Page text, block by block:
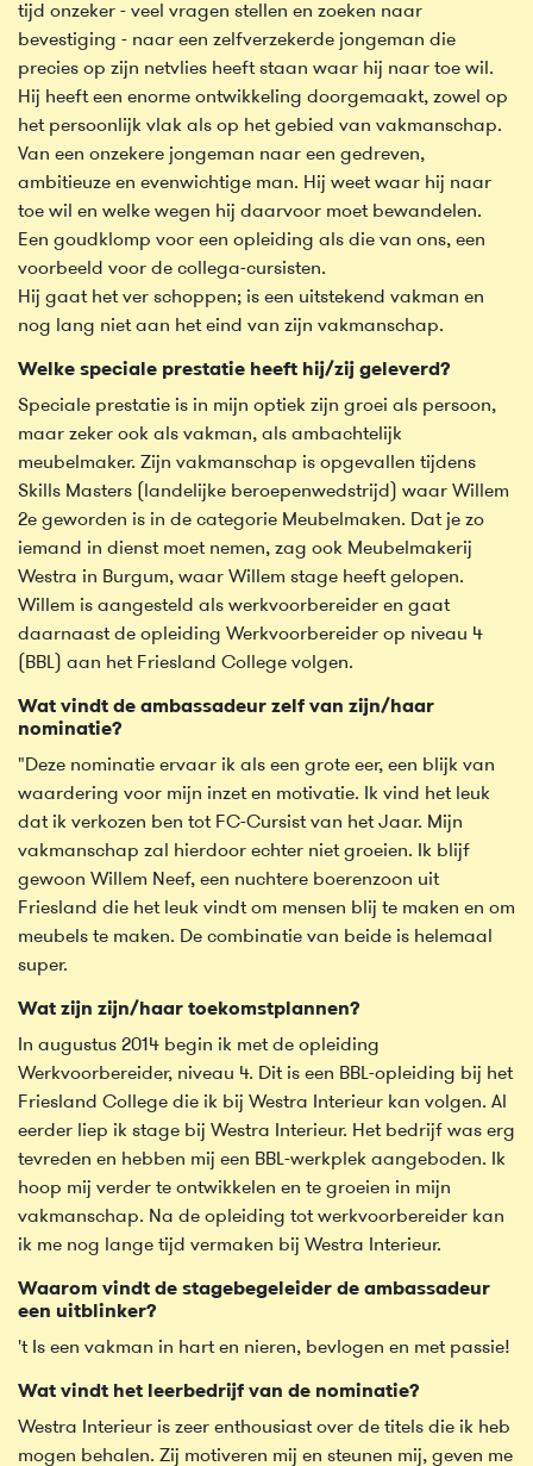
tijd onzeker - veel vragen stellen en zoeken naar
bevestiging - naar een zelfverzekerde jongeman die
precies op zijn netvlies heeft staan waar hij naar toe wil.
Hij heeft een enorme ontwikkeling doorgemaakt, zowel op
het persoonlijk vlak als op het gebied van vakmanschap.
Van een onzekere jongeman naar een gedreven,
ambitieuze en evenwichtige man. Hij weet waar hij naar
toe wil en welke wegen hij daarvoor moet bewandelen.
Een goudklomp voor een opleiding als die van ons, een
voorbeeld voor de collega-cursisten.
Hij gaat het ver schoppen; is een uitstekend vakman en
nog lang niet aan het eind van zijn vakmanschap.
Welke speciale prestatie heeft hij/zij geleverd?
Speciale prestatie is in mijn optiek zijn groei als persoon,
maar zeker ook als vakman, als ambachtelijk
meubelmaker. Zijn vakmanschap is opgevallen tijdens
Skills Masters (landelijke beroepenwedstrijd) waar Willem
2e geworden is in de categorie Meubelmaken. Dat je zo
iemand in dienst moet nemen, zag ook Meubelmakerij
Westra in Burgum, waar Willem stage heeft gelopen.
Willem is aangesteld als werkvoorbereider en gaat
daarnaast de opleiding Werkvoorbereider op niveau 4
(BBL) aan het Friesland College volgen.
Wat vindt de ambassadeur zelf van zijn/haar
nominatie?
"Deze nominatie ervaar ik als een grote eer, een blijk van
waardering voor mijn inzet en motivatie. Ik vind het leuk
dat ik verkozen ben tot FC-Cursist van het Jaar. Mijn
vakmanschap zal hierdoor echter niet groeien. Ik blijf
gewoon Willem Neef, een nuchtere boerenzoon uit
Friesland die het leuk vindt om mensen blij te maken en om
meubels te maken. De combinatie van beide is helemaal
super.
Wat zijn zijn/haar toekomstplannen?
In augustus 2014 begin ik met de opleiding
Werkvoorbereider, niveau 4. Dit is een BBL-opleiding bij het
Friesland College die ik bij Westra Interieur kan volgen. Al
eerder liep ik stage bij Westra Interieur. Het bedrijf was erg
tevreden en hebben mij een BBL-werkplek aangeboden. Ik
hoop mij verder te ontwikkelen en te groeien in mijn
vakmanschap. Na de opleiding tot werkvoorbereider kan
ik me nog lange tijd vermaken bij Westra Interieur.
Waarom vindt de stagebegeleider de ambassadeur
een uitblinker?
't Is een vakman in hart en nieren, bevlogen en met passie!
Wat vindt het leerbedrijf van de nominatie?
Westra Interieur is zeer enthousiast over de titels die ik heb
mogen behalen. Zij motiveren mij en steunen mij, geven me